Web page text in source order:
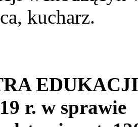
kucharz.
EDUKACJI
r. w sprawie